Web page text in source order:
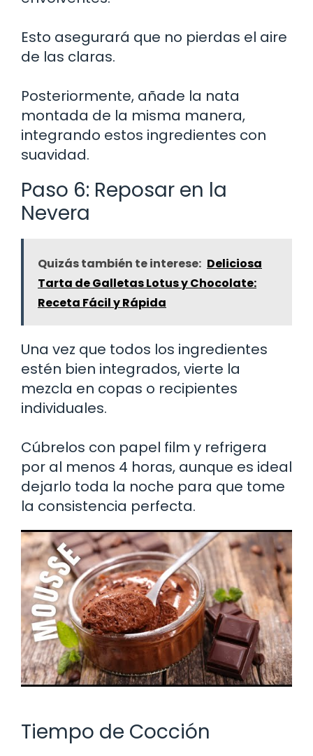
Esto asegurará que no pierdas el aire
de las claras.
Posteriormente, añade la nata
montada de la misma manera,
integrando estos ingredientes con
suavidad.
Paso 6: Reposar en la
Nevera
Quizás también te interese: Deliciosa
Tarta de Galletas Lotus y Chocolate:
Receta Fácil y Rápida
Una vez que todos los ingredientes
estén bien integrados, vierte la
mezcla en copas o recipientes
individuales.
Cúbrelos con papel film y refrigera
por al menos 4 horas, aunque es ideal
dejarlo toda la noche para que tome
la consistencia perfecta.
Tiempo de Cocción